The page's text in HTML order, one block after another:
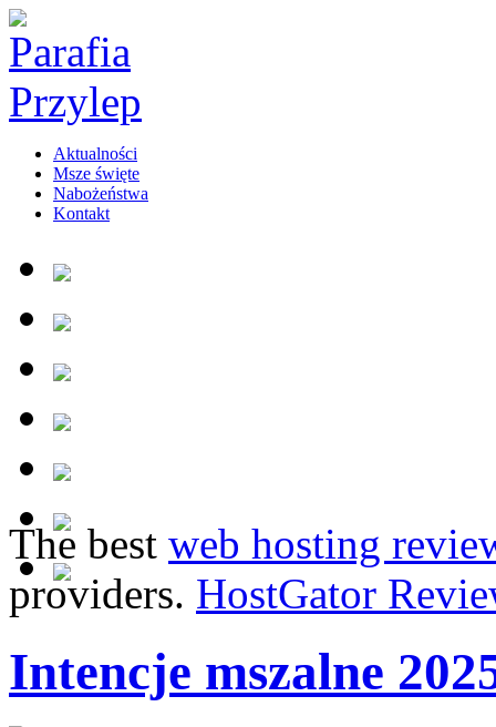
Aktualności
Msze święte
Nabożeństwa
Kontakt
The best web hosting
providers. HostGator
Intencje mszalne